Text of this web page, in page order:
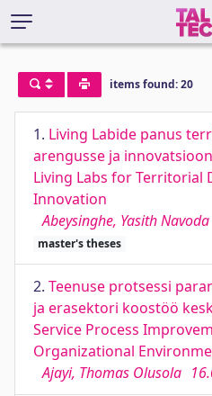
items found: 20
1. Living Labide panus
arengusse ja
Living Labs for Territorial
Innovation
Abeysinghe, Yasith Navoda
master's theses
2. Teenuse protsessi
ja erasektori koostöö
Service Process
Organizational
Ajayi, Thomas Olusola